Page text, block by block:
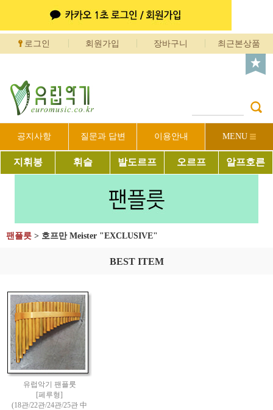
로그인 회원가입 장바구니 최근본상품
공지사항 질문과 답변 이용안내 MENU
지휘봉 휘슬 발도르프 오르프 알프호른
팬플릇 > 호프만 Meister "EXCLUSIVE"
BEST ITEM
유럽악기 팬플룻
[페루형]
(18관/22관/24관/25관 中